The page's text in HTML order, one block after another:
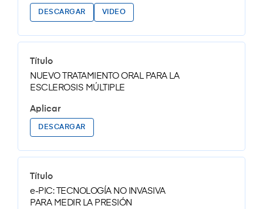
DESCARGAR VIDEO
NUEVO TRATAMIENTO ORAL PARA LA
ESCLEROSIS MÚLTIPLE
DESCARGAR
e-PIC: TECNOLOGÍA NO INVASIVA
PARA MEDIR LA PRESIÓN